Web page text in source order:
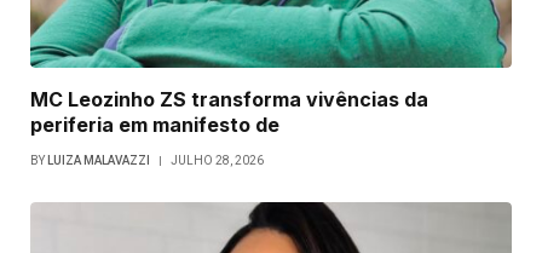
MC Leozinho ZS transforma vivências da
periferia em manifesto de
BY LUIZA MALAVAZZI JULHO 28, 2026